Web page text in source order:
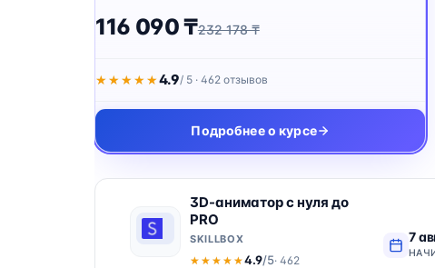
116 090 ₸232 178 ₸
★★★★★
★★★★★4.9/ 5 · 462 отзывов
Подробнее о курсе
3D-аниматор с нуля до
PRO
SKILLBOX
★★★★★
★★★★★4.9/5· 462
7